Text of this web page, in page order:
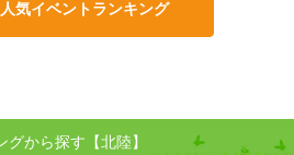
気イベントランキング
から探す【北陸】